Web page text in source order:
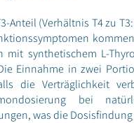
Anteil (Verhältnis T4 zu
mit synthetischem L-
Einnahme in zwei
die Verträglichkeit
bei
was die